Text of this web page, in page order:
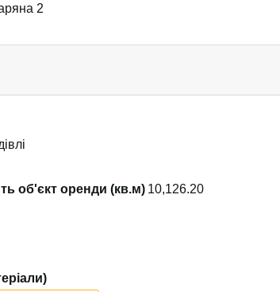
2
об'єкт оренди (кв.м) 10,126.20